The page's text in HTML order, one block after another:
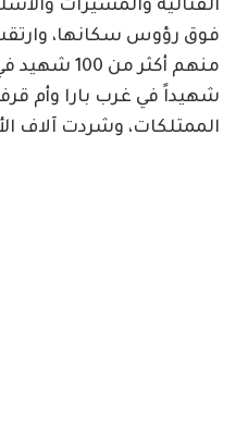
القتالية والمسيرات
فوق رؤوس سكانها، وارتقت
شهيداً في غرب بارا وأم
الممتلكات، وشردت آلاف